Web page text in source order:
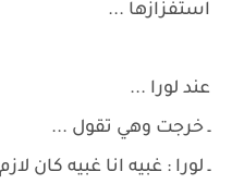
استفزازها ...
عند لورا ...
ـ خرجت وهي تقول ...
ـ لورا : غبيه انا غبيه كان